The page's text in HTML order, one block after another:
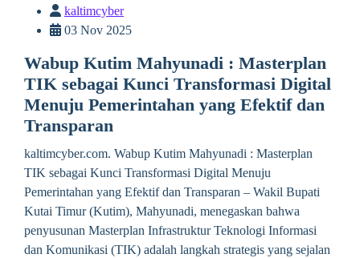
kaltimcyber
03 Nov 2025
Wabup Kutim Mahyunadi : Masterplan
TIK sebagai Kunci Transformasi Digital
Menuju Pemerintahan yang Efektif dan
Transparan
kaltimcyber.com. Wabup Kutim Mahyunadi : Masterplan
TIK sebagai Kunci Transformasi Digital Menuju
Pemerintahan yang Efektif dan Transparan – Wakil Bupati
Kutai Timur (Kutim), Mahyunadi, menegaskan bahwa
penyusunan Masterplan Infrastruktur Teknologi Informasi
dan Komunikasi (TIK) adalah langkah strategis yang sejalan